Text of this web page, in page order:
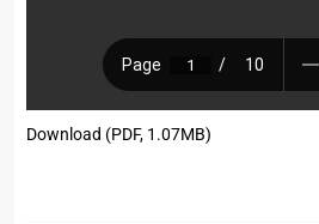
Download (PDF, 1.07MB)